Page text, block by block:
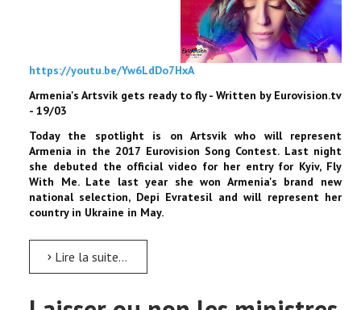
https://youtu.be/Yw6LdDo7HxA
Armenia's Artsvik gets ready to fly - Written by Eurovision.tv
- 19/03
Today the spotlight is on Artsvik who will represent
Armenia in the 2017 Eurovision Song Contest. Last night
she debuted the official video for her entry for Kyiv, Fly
With Me. Late last year she won Armenia's brand new
national selection, Depi Evratesil and will represent her
country in Ukraine in May.
Lire la suite...